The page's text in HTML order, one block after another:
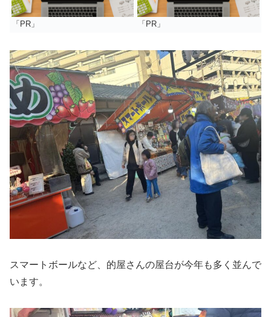
「PR」 「PR」
スマートボールなど、的屋さんの屋台が今年も多く並んで
います。